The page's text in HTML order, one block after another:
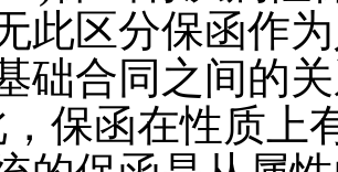
此区分保函作
础合同之间的
保函在性质上